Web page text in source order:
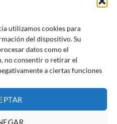
utilizamos cookies para
del dispositivo. Su
datos como el
no consentir o retirar el
a ciertas funciones
privacidad